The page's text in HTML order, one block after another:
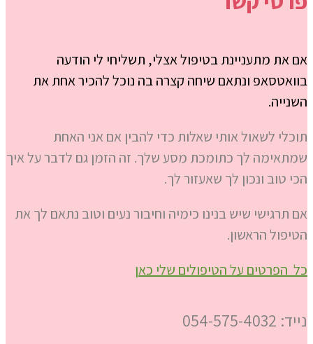
אם את מתעניינת בטיפול אצלי, תשליחי לי הודעה
בוואטסאפ ונתאם שיחה קצרה בה נוכל להכיר אחת את
השנייה.
תוכלי לשאול אותי שאלות כדי להבין אם אני האחת
שמתאימה לך כתומכת מסע שלך. זה הזמן גם לדבר על איך
הכי טוב ונכון לך שאעזור לך.
אם תרגישי שיש בנינו כימיה וחיבור נעים וטוב נתאם לך את
הטיפול הראשון.
כל הפרטים על הטיפולים שלי כאן
נייד: 054-575-4032